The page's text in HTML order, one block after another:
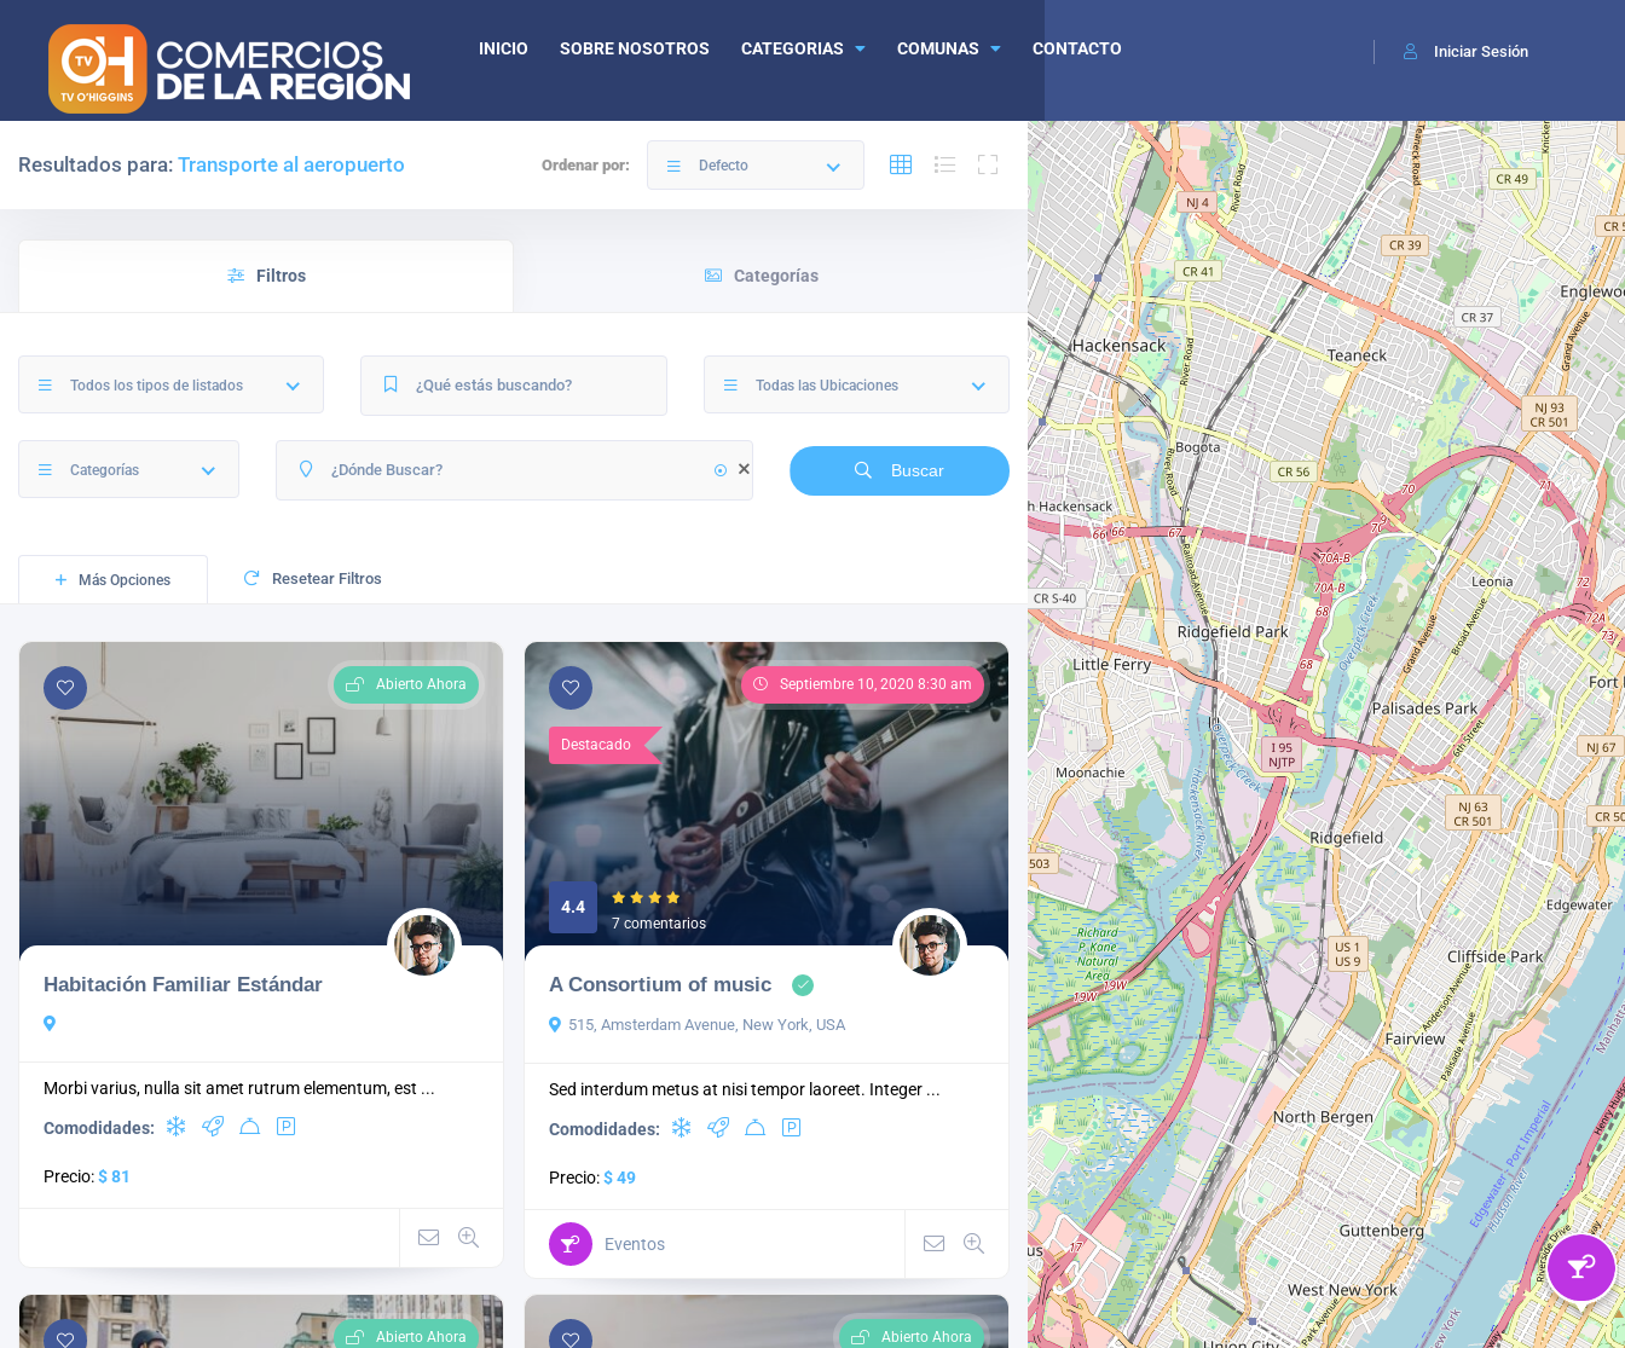
Iniciar Sesión
INICIO SOBRE NOSOTROS CATEGORIAS COMUNAS CONTACTO
Resultados para: Transporte al aeropuerto Ordenar por: Defecto
Filtros Categorías
Todos los tipos de listados Todas las Ubicaciones
Categorías Buscar
Más Opciones Resetear Filtros
Abierto Ahora
Habitación Familiar Estándar
Morbi varius, nulla sit amet rutrum elementum, est ...
Comodidades:
Precio:$ 81
Destacado
Septiembre 10, 2020 8:30 am
4.4
7 comentarios
A Consortium of music
515, Amsterdam Avenue, New York, USA
Sed interdum metus at nisi tempor laoreet. Integer ...
Comodidades:
Precio:$ 49
Eventos
Abierto Ahora Abierto Ahora